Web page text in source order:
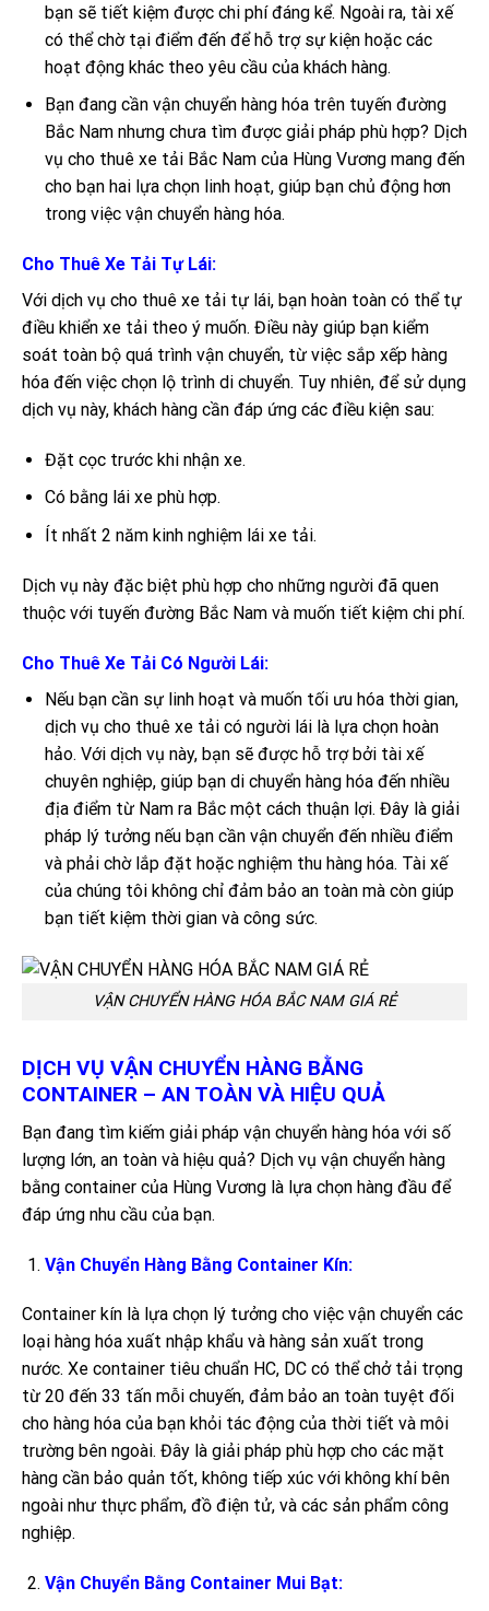
bạn sẽ tiết kiệm được chi phí đáng kể. Ngoài ra, tài xế
có thể chờ tại điểm đến để hỗ trợ sự kiện hoặc các
hoạt động khác theo yêu cầu của khách hàng.
Bạn đang cần vận chuyển hàng hóa trên tuyến đường
Bắc Nam nhưng chưa tìm được giải pháp phù hợp? Dịch
vụ cho thuê xe tải Bắc Nam của Hùng Vương mang đến
cho bạn hai lựa chọn linh hoạt, giúp bạn chủ động hơn
trong việc vận chuyển hàng hóa.
Cho Thuê Xe Tải Tự Lái:
Với dịch vụ cho thuê xe tải tự lái, bạn hoàn toàn có thể tự
điều khiển xe tải theo ý muốn. Điều này giúp bạn kiểm
soát toàn bộ quá trình vận chuyển, từ việc sắp xếp hàng
hóa đến việc chọn lộ trình di chuyển. Tuy nhiên, để sử dụng
dịch vụ này, khách hàng cần đáp ứng các điều kiện sau:
Đặt cọc trước khi nhận xe.
Có bằng lái xe phù hợp.
Ít nhất 2 năm kinh nghiệm lái xe tải.
Dịch vụ này đặc biệt phù hợp cho những người đã quen
thuộc với tuyến đường Bắc Nam và muốn tiết kiệm chi phí.
Cho Thuê Xe Tải Có Người Lái:
Nếu bạn cần sự linh hoạt và muốn tối ưu hóa thời gian,
dịch vụ cho thuê xe tải có người lái là lựa chọn hoàn
hảo. Với dịch vụ này, bạn sẽ được hỗ trợ bởi tài xế
chuyên nghiệp, giúp bạn di chuyển hàng hóa đến nhiều
địa điểm từ Nam ra Bắc một cách thuận lợi. Đây là giải
pháp lý tưởng nếu bạn cần vận chuyển đến nhiều điểm
và phải chờ lắp đặt hoặc nghiệm thu hàng hóa. Tài xế
của chúng tôi không chỉ đảm bảo an toàn mà còn giúp
bạn tiết kiệm thời gian và công sức.
VẬN CHUYỂN HÀNG HÓA BẮC NAM GIÁ RẺ
DỊCH VỤ VẬN CHUYỂN HÀNG BẰNG
CONTAINER – AN TOÀN VÀ HIỆU QUẢ
Bạn đang tìm kiếm giải pháp vận chuyển hàng hóa với số
lượng lớn, an toàn và hiệu quả? Dịch vụ vận chuyển hàng
bằng container của Hùng Vương là lựa chọn hàng đầu để
đáp ứng nhu cầu của bạn.
Vận Chuyển Hàng Bằng Container Kín:
Container kín là lựa chọn lý tưởng cho việc vận chuyển các
loại hàng hóa xuất nhập khẩu và hàng sản xuất trong
nước. Xe container tiêu chuẩn HC, DC có thể chở tải trọng
từ 20 đến 33 tấn mỗi chuyến, đảm bảo an toàn tuyệt đối
cho hàng hóa của bạn khỏi tác động của thời tiết và môi
trường bên ngoài. Đây là giải pháp phù hợp cho các mặt
hàng cần bảo quản tốt, không tiếp xúc với không khí bên
ngoài như thực phẩm, đồ điện tử, và các sản phẩm công
nghiệp.
Vận Chuyển Bằng Container Mui Bạt: